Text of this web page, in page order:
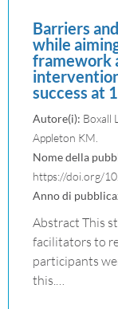
Barriers
while
framework
success at
Autore(i): Boxall
Appleton KM.
Nome della
https://doi.org/
Anno di
Abstract This
facilitators to
participants
this.…